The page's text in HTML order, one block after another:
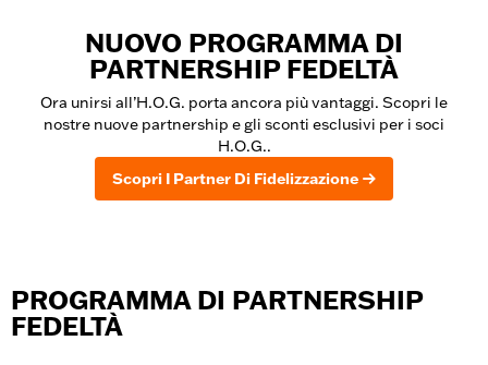
NUOVO PROGRAMMA DI
PARTNERSHIP FEDELTÀ
Ora unirsi all’H.O.G. porta ancora più vantaggi. Scopri le
nostre nuove partnership e gli sconti esclusivi per i soci
H.O.G..
Scopri I Partner Di Fidelizzazione
PROGRAMMA DI PARTNERSHIP
FEDELTÀ